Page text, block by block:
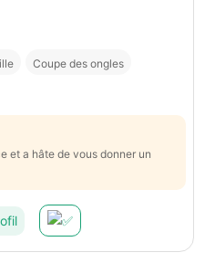
Coupe des ongles
et a hâte de vous donner un